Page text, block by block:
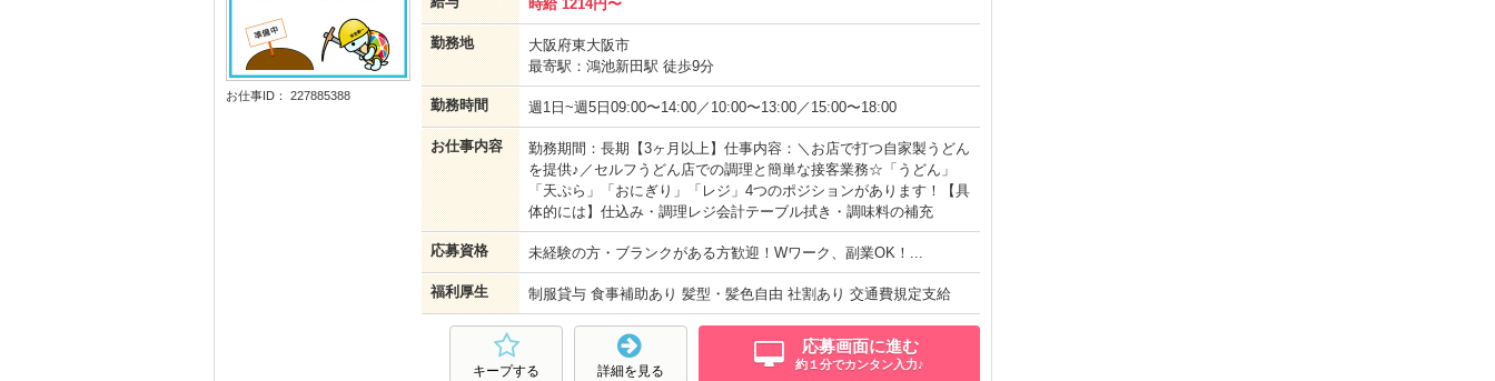
お仕事ID： 227885388
時給 1214円〜
勤務地
大阪府東大阪市
最寄駅：鴻池新田駅 徒歩9分
勤務時間 週1日~週5日09:00〜14:00／10:00〜13:00／15:00〜18:00
お仕事内容
勤務期間：長期【3ヶ月以上】仕事内容：＼お店で打つ自家製うどん
を提供♪／セルフうどん店での調理と簡単な接客業務☆「うどん」
「天ぷら」「おにぎり」「レジ」4つのポジションがあります！【具
体的には】仕込み・調理レジ会計テーブル拭き・調味料の補充
応募資格 未経験の方・ブランクがある方歓迎！Wワーク、副業OK！...
福利厚生 制服貸与 食事補助あり 髪型・髪色自由 社割あり 交通費規定支給
応募画面に進む
約１分でカンタン入力♪
詳細を見る
キープする